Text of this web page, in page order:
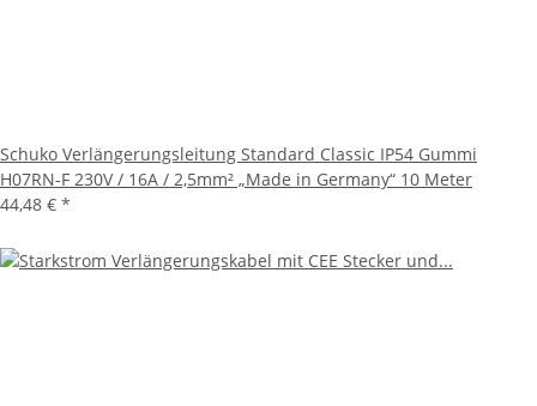
Schuko Verlängerungsleitung Standard Classic IP54 Gummi
H07RN-F 230V / 16A / 2,5mm² „Made in Germany“ 10 Meter
44,48 € *